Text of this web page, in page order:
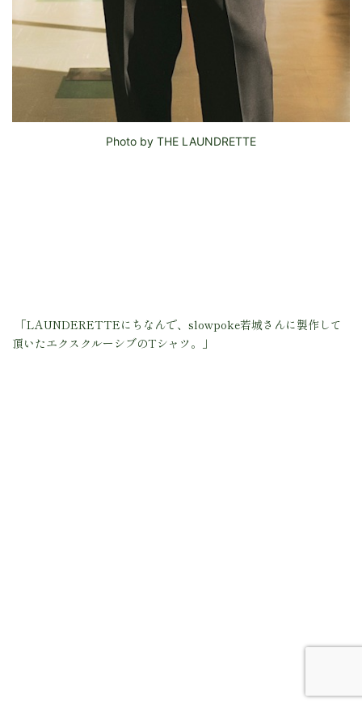
Photo by THE LAUNDRETTE
「LAUNDERETTEにちなんで、slowpoke若城さんに製作して
頂いたエクスクルーシブのTシャツ。」